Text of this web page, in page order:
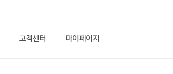
고객센터 마이페이지